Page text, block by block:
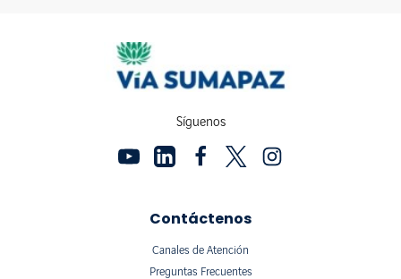
Síguenos
Contáctenos
Canales de Atención
Preguntas Frecuentes